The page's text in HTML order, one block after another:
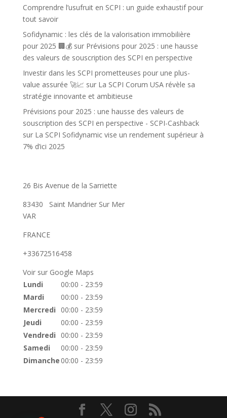
Comprendre l’usufruit en SCPI : un guide exhaustif pour
tout savoir
Sofidynamic : les clés de la valorisation immobilière
pour 2025 🏢💰sur Prévisions pour 2025 : une hausse
des valeurs de souscription des SCPI en perspective
Investir dans les SCPI prometteuses pour une plus-
value assurée 🚀📈 sur La SCPI Corum USA révèle sa
stratégie innovante et ambitieuse
Prévisions pour 2025 : une hausse des valeurs de
souscription des SCPI en perspective - SCPI-Cashback
sur La SCPI Sofidynamic vise un rendement supérieur à
7% d’ici 2025
26 Bis Avenue de la Sarriette
83430
Saint Mandrier Sur Mer
VAR
FRANCE
+33672516458
Voir sur Google Maps
Lundi
00:00 - 23:59
Mardi
00:00 - 23:59
Mercredi
00:00 - 23:59
Jeudi
00:00 - 23:59
Vendredi
00:00 - 23:59
Samedi
00:00 - 23:59
Dimanche 00:00 - 23:59